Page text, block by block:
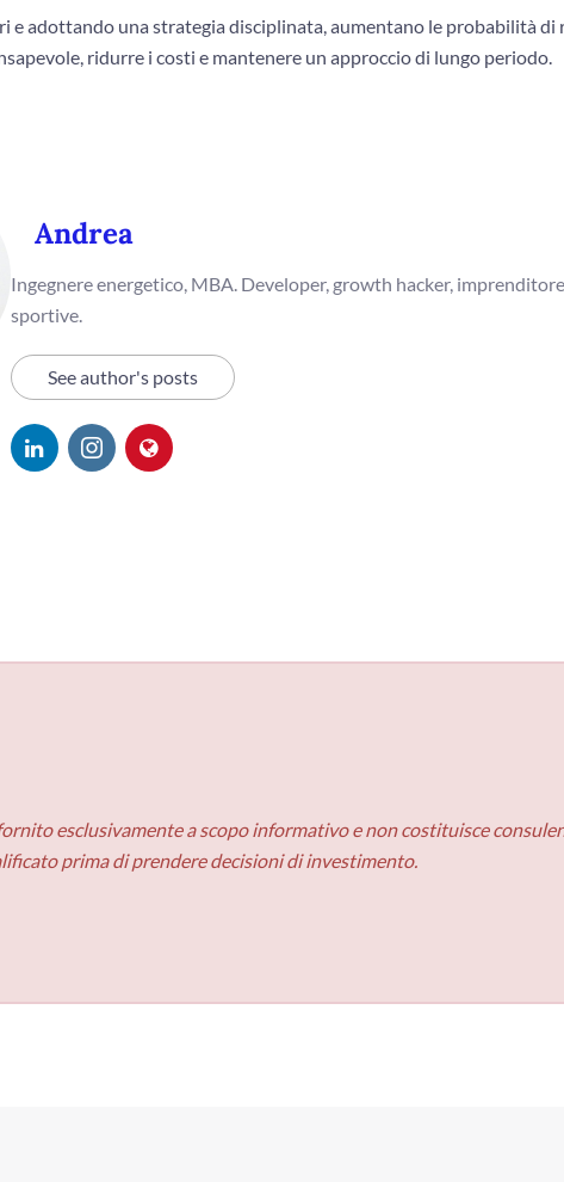
e adottando una strategia disciplinata, aumentano le probabilità di
ridurre i costi e mantenere un approccio di lungo periodo.
Andrea
Ingegnere energetico, MBA. Developer, growth hacker,
sportive.
See author's posts
esclusivamente a scopo informativo e non costituisce
prima di prendere decisioni di investimento.